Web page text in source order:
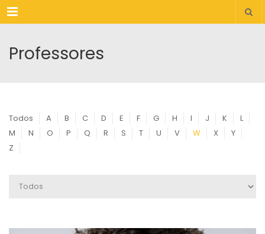
Menu
Professores
Todos A B C D E F G H I J K
L
M
N O P Q R S T U V W X
Y
Z